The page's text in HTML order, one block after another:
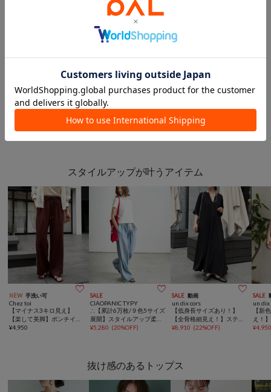
ストライプ切替シャツ×フレ
アスカート
(10%OFF)
あなたにおすすめのアイテム
スタイルアップが叶うアイテム
NEW 手洗い可 
Chez toi
【マイナス3キロ見え】
【楽して美脚】ポンチイー
ジーパンツ
¥4,950
SALE 
CIAOPANIC TYPY
∴【累計6万枚/９色5サイズ
展開】スタイルアップ柔ら
かワイドイージーパンツ
¥5,280 (20%OFF)
SALE 動画 
un dix cors
【低身長サイズあり！】
【全骨格細見え！】ステッ
チスキッパーワンピース
¥8,910 (22%OFF)
SALE
un dix
【新
え！
セッ
¥
抜け感のあるトップス